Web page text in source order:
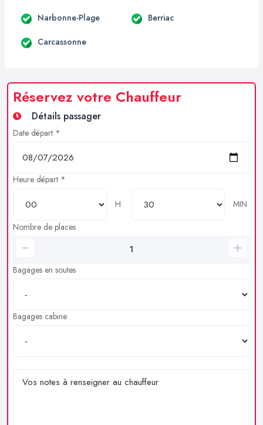
Narbonne-Plage Berriac
Carcassonne
Réservez votre Chauffeur
Détails passager
Date départ *
Heure départ *
H
MIN
Nombre de places
Bagages en soutes
Bagages cabine